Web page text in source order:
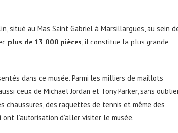
situé au Mas Saint Gabriel à Marsillargues, au sein
plus de 13 000 pièces , il constitue la plus grande
dans ce musée. Parmi les milliers de maillots
ceux de Michael Jordan et Tony Parker, sans
chaussures, des raquettes de tennis et même des
l’autorisation d’aller visiter le musée.